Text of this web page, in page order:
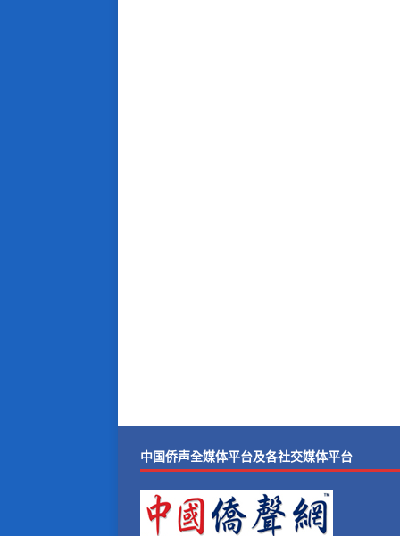
中国侨声全媒体平台及各社交媒体平台